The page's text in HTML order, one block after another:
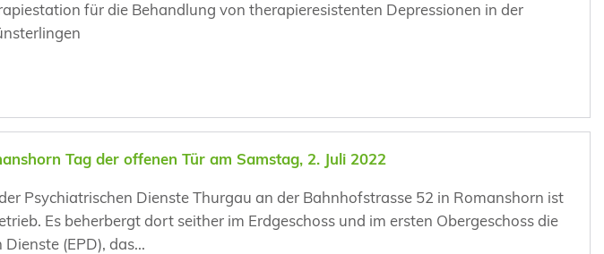
für die Behandlung von therapieresistenten Depressionen in der
Tag der offenen Tür am Samstag, 2. Juli 2022
Psychiatrischen Dienste Thurgau an der Bahnhofstrasse 52 in Romanshorn ist
Es beherbergt dort seither im Erdgeschoss und im ersten Obergeschoss die
(EPD), das...